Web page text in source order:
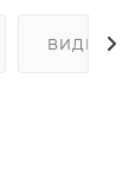
ВИДЕО